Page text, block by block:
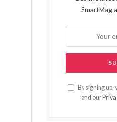
SmartMag
By signing up,
and our